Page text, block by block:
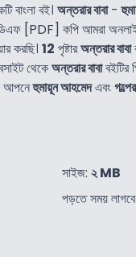
বাংলা বই। অন্তরার বাবা-
[PDF] কপি আমরা
করছি। 12 পৃষ্টারঅন্তরার বাবা
থেকেঅন্তরার বাবাবইটির
আপনেহুমায়ূন আহমেদএবং
সাইজ: ২ MB
পড়তে সময়